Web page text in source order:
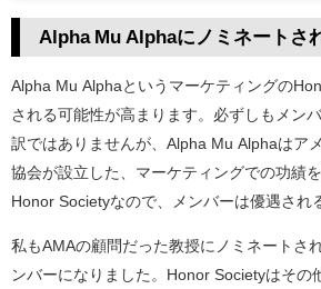
Alpha Mu Alphaにノミネートさ
Alpha Mu Alphaというマーケティングの
される可能性が高まります。必ずしもメン
訳ではありませんが、Alpha Mu Alphaはア
協会が設立した、マーケティングでの功績
Honor Societyなので、メンバーは優遇され
私もAMAの顧問だった教授にノミネートさ
ンバーになりました。Honor Societyはその